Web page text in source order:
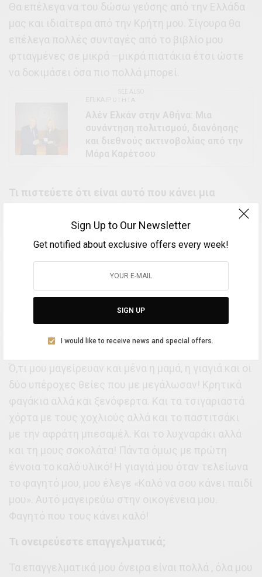
Sign Up to Our Newsletter
Get notified about exclusive offers every week!
SIGN UP
I would like to receive news and special offers.
Θα επέλεγα να του δώσω γεύσης από την Ελλάδα
μας και ιδιαίτερα από την Κρήτη μου. Σίγουρα θα
επέλεγα πολλές συνταγές από το βιβλίο μου
φτιαγμένες σε μικρά –μικρά πιατάκια έτσι ώστε
να δοκιμάσει όσα πιο πολλά μπορεί.
SEE ALSO
ΕΠΙΚΑΙΡΌΤΗΤΑ
Αλέν Ελκάν στην Αθήνα: Μια
συνάντηση πολιτισμού, διανόησης
και διεθνούς ακτινοβολίας από την
Μάρα Καρέτσου
Τι πιστεύετε ότι είναι αυτό που κάνει μια
Το έχω πει πολλές φορές όσα χρόνια ασχολούμαι
με την μαγειρική. Αλήθεια , άριστη πρώτη ύλη και
αυτούς που μαγειρεύεις.
Στο σπίτι σας ποιο φαγητά αγαπάτε να τρώτε
πιο πολύ;
Ό,τι μου μαγείρευαν και μένα η μαμά, η γιαγιά και οι
δύο υπέροχες θείες που με μεγάλωσαν! Κρητικά
φαγάκια αλλά και ξενόφερτα. Και τα τσιγαριαστά
χόρτα με τους χοχλιούς αλλά και το παστιτσάκι
με την αφράτη μπεσαμέλ. Και το λυχναράκι αλλά
και τη μους σοκολάτα! Πάντα όμως με πρώτη
έννοια το καλό υλικό! Η γιαγιά μου όταν τελείωνα
το φαγητό μου, μου έλεγε «Καλό να σου κάνει παιδί
μου». Αυτό μαγειρεύω στην οικογένεια μου.
Φαγητό που τους κάνει καλό!
Τι ονειρεύεστε επαγγελματικά;
Τα επαγγελματικά μου όνειρα είναι πολλά , όλα μου